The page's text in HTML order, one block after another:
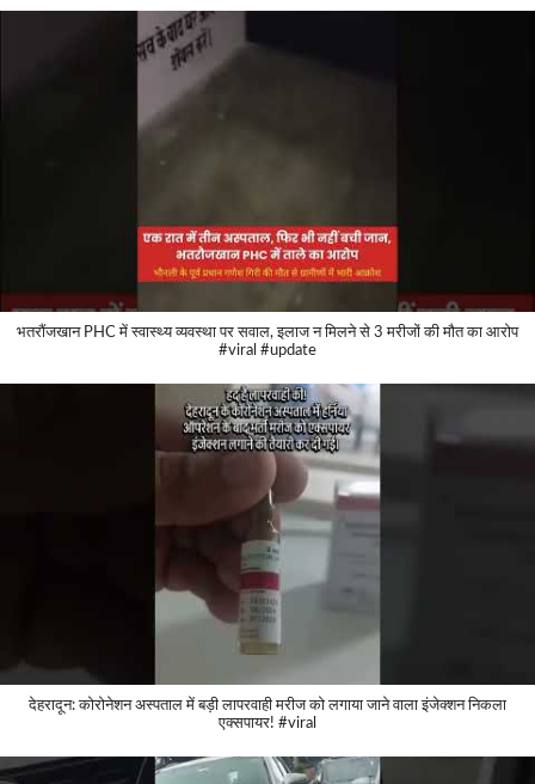
भतरौंजखान PHC में स्वास्थ्य व्यवस्था पर सवाल, इलाज न मिलने से 3 मरीजों की मौत का आरोप
#viral #update
देहरादून: कोरोनेशन अस्पताल में बड़ी लापरवाही मरीज को लगाया जाने वाला इंजेक्शन निकला
एक्सपायर! #viral